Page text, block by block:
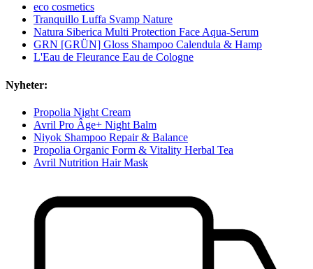
eco cosmetics
Tranquillo Luffa Svamp Nature
Natura Siberica Multi Protection Face Aqua-Serum
GRN [GRÜN] Gloss Shampoo Calendula & Hamp
L'Eau de Fleurance Eau de Cologne
Nyheter:
Propolia Night Cream
Avril Pro Âge+ Night Balm
Niyok Shampoo Repair & Balance
Propolia Organic Form & Vitality Herbal Tea
Avril Nutrition Hair Mask